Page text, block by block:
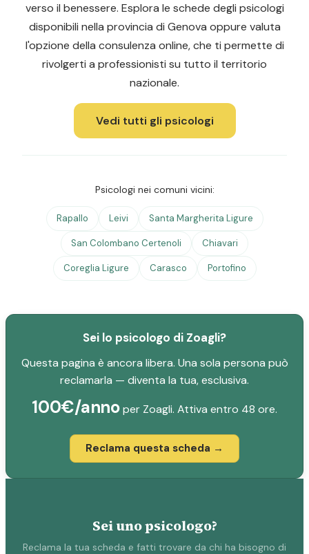
verso il benessere. Esplora le schede degli psicologi
disponibili nella provincia di Genova oppure valuta
l'opzione della consulenza online, che ti permette di
rivolgerti a professionisti su tutto il territorio
nazionale.
Vedi tutti gli psicologi
Psicologi nei comuni vicini:
Rapallo Leivi Santa Margherita Ligure
San Colombano Certenoli Chiavari
Coreglia Ligure Carasco Portofino
Sei lo psicologo di Zoagli?
Questa pagina è ancora libera. Una sola persona può
reclamarla — diventa la tua, esclusiva.
100€/annoper Zoagli. Attiva entro 48 ore.
Reclama questa scheda →
Sei uno psicologo?
Reclama la tua scheda e fatti trovare da chi ha bisogno di